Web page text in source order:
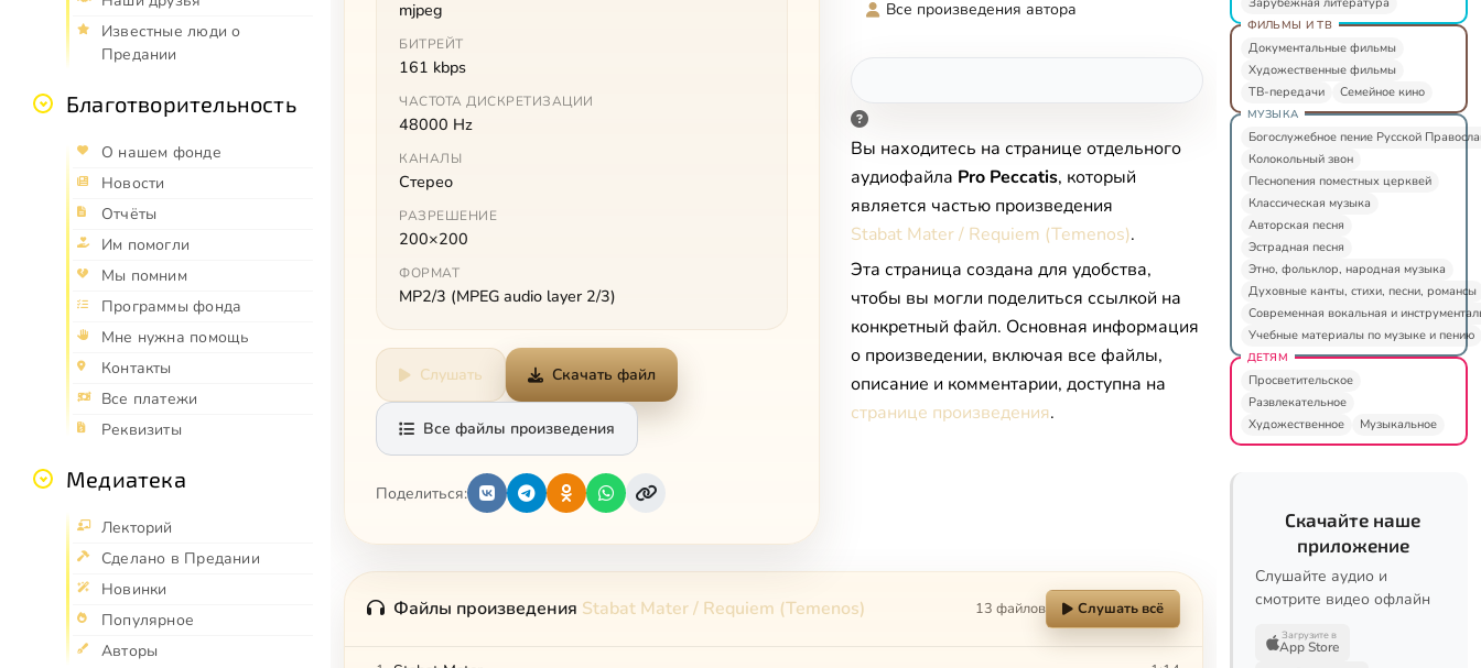
Известные люди о
Предании
Благотворительность
О нашем фонде
Новости
Отчёты
Им помогли
Мы помним
Программы фонда
Мне нужна помощь
Контакты
Все платежи
Реквизиты
Медиатека
Лекторий
Сделано в Предании
Новинки
Популярное
Авторы
mjpeg
БИТРЕЙТ
161 kbps
ЧАСТОТА ДИСКРЕТИЗАЦИИ
48000 Hz
КАНАЛЫ
Стерео
РАЗРЕШЕНИЕ
200×200
ФОРМАТ
MP2/3 (MPEG audio layer 2/3)
Слушать Скачать файл
Все файлы произведения
Поделиться:
Все произведения автора
Вы находитесь на странице отдельного
аудиофайла Pro Peccatis, который
является частью произведения
Stabat Mater / Requiem (Temenos).
Эта страница создана для удобства,
чтобы вы могли поделиться ссылкой на
конкретный файл. Основная информация
о произведении, включая все файлы,
описание и комментарии, доступна на
странице произведения.
Файлы произведения Stabat Mater / Requiem (Temenos) 13 файлов Слушать всё
ФИЛЬМЫ И ТВ
Документальные фильмы
Художественные фильмы
ТВ-передачи
Семейное кино
МУЗЫКА
Богослужебное пение Русской
Колокольный звон
Песнопения поместных церквей
Классическая музыка
Авторская песня
Эстрадная песня
Этно, фольклор, народная музыка
Духовные канты, стихи, песни, романсы
Современная вокальная и
Учебные материалы по музыке и пению
ДЕТЯМ
Просветительское
Развлекательное
Художественное
Музыкальное
Скачайте наше
приложение
Слушайте аудио и
смотрите видео офлайн
Загрузите в
App Store